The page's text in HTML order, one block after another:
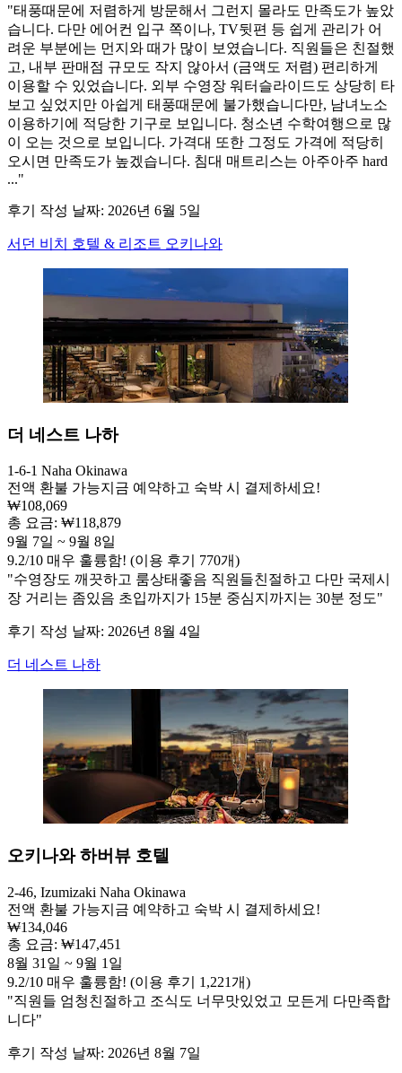
"태풍때문에 저렴하게 방문해서 그런지 몰라도 만족도가 높았
습니다. 다만 에어컨 입구 쪽이나, TV뒷편 등 쉽게 관리가 어
려운 부분에는 먼지와 때가 많이 보였습니다. 직원들은 친절했
고, 내부 판매점 규모도 작지 않아서 (금액도 저렴) 편리하게
이용할 수 있었습니다. 외부 수영장 워터슬라이드도 상당히 타
보고 싶었지만 아쉽게 태풍때문에 불가했습니다만, 남녀노소
이용하기에 적당한 기구로 보입니다. 청소년 수학여행으로 많
이 오는 것으로 보입니다. 가격대 또한 그정도 가격에 적당히
오시면 만족도가 높겠습니다. 침대 매트리스는 아주아주 hard
..."
후기 작성 날짜: 2026년 6월 5일
서던 비치 호텔 & 리조트 오키나와
더 네스트 나하
1-6-1 Naha Okinawa
전액 환불 가능지금 예약하고 숙박 시 결제하세요!
₩108,069
총 요금: ₩118,879
9월 7일 ~ 9월 8일
9.2/10 매우 훌륭함! (이용 후기 770개)
"수영장도 깨끗하고 룸상태좋음 직원들친절하고 다만 국제시
장 거리는 좀있음 초입까지가 15분 중심지까지는 30분 정도"
후기 작성 날짜: 2026년 8월 4일
더 네스트 나하
오키나와 하버뷰 호텔
2-46, Izumizaki Naha Okinawa
전액 환불 가능지금 예약하고 숙박 시 결제하세요!
₩134,046
총 요금: ₩147,451
8월 31일 ~ 9월 1일
9.2/10 매우 훌륭함! (이용 후기 1,221개)
"직원들 엄청친절하고 조식도 너무맛있었고 모든게 다만족합
니다"
후기 작성 날짜: 2026년 8월 7일